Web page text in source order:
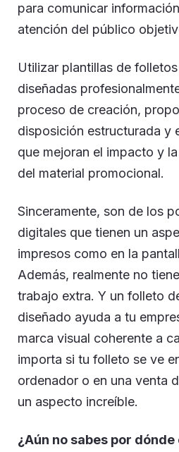
para comunicar
atención del público
Utilizar plantillas de
diseñadas
proceso de creación,
disposición estructurada y
que mejoran el impacto y
del material promocional.
Sinceramente, son de los
digitales que tienen un
impresos como en la
Además, realmente no
trabajo extra. Y un folleto
diseñado ayuda a tu
marca visual coherente a
importa si tu folleto se ve
ordenador o en una venta
un aspecto increíble.
¿Aún no sabes por